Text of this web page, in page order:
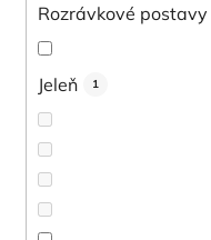
Rozrávkové postavy
Jeleň 1